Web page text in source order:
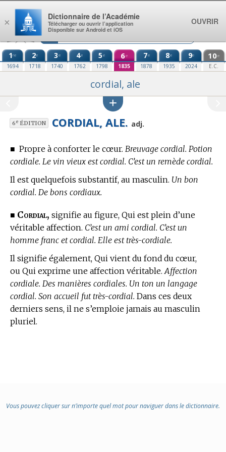
Aller au contenu
1re
1694
2e
1718
3e
1740
4e
1762
5e
1798
6e
1835
7e
1878
8e
1935
9e
2024
10e
E.C.
cordial, ale
6eÉDITION CORDIAL, ALE. adj.
■ Propre à conforter le cœur. Breuvage cordial. Potion
cordiale. Le vin vieux est cordial. C’est un remède cordial.
Il est quelquefois substantif, au masculin. Un bon
cordial. De bons cordiaux.
■ Cordial, signifie au figure, Qui est plein d’une
véritable affection. C’est un ami cordial. C’est un
homme franc et cordial. Elle est très-cordiale.
Il signifie également, Qui vient du fond du cœur,
ou Qui exprime une affection véritable. Affection
cordiale. Des manières cordiales. Un ton un langage
cordial. Son accueil fut très-cordial. Dans ces deux
derniers sens, il ne s’emploie jamais au masculin
pluriel.
Vous pouvez cliquer sur n’importe quel mot pour naviguer dans le dictionnaire.
×
Dictionnaire de l’Académie
Télécharger ou ouvrir l’application
Disponible sur Android et iOS
OUVRIR